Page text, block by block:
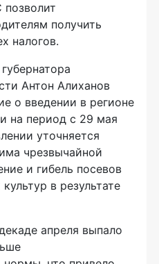
получить
налогов.
Антон Алиханов
о введении в регионе
на период с 29 мая
уточняется
чрезвычайной
и гибель посевов
в результате
апреля выпало